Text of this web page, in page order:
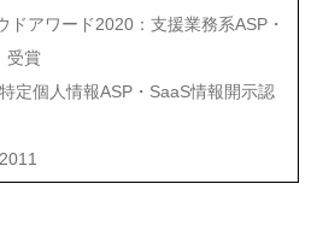
ドアワード2020：支援業務系ASP・
受賞
定個人情報ASP・SaaS情報開示認